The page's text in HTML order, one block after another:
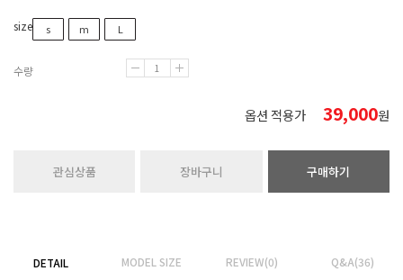
size s m L
수량
옵션 적용가 39,000원
관심상품 장바구니 구매하기
DETAIL MODEL SIZE REVIEW(0) Q&A(36)